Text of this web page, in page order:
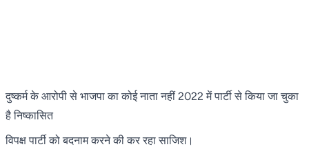
दुष्कर्म के आरोपी से भाजपा का कोई नाता नहीं 2022 में पार्टी से किया जा चुका
है निष्कासित
विपक्ष पार्टी को बदनाम करने की कर रहा साजिश।